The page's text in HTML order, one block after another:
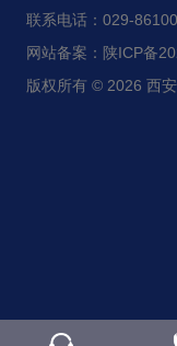
联系电话：029-
网站备案：陕ICP备
版权所有 © 2026 西